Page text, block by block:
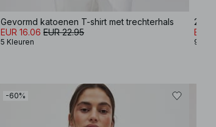
Gevormd katoenen T-shirt met trechterhals
EUR 16.06 EUR 22.95
5 Kleuren
2-
EUR
9
-60%